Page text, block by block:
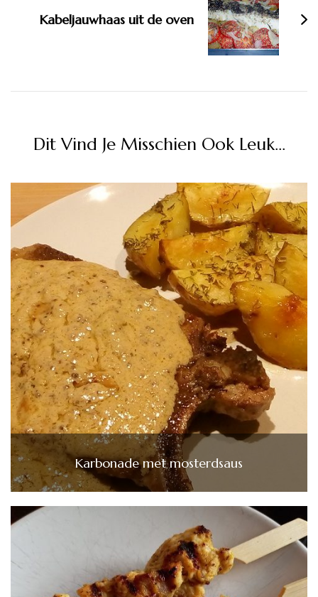
Kabeljauwhaas uit de oven
Dit Vind Je Misschien Ook Leuk...
Karbonade met mosterdsaus